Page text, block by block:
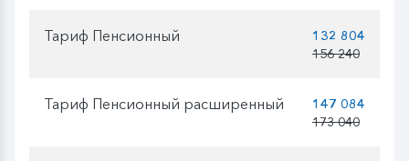
Тариф Пенсионный
132 804
156 240
Тариф Пенсионный расширенный
147 084
173 040